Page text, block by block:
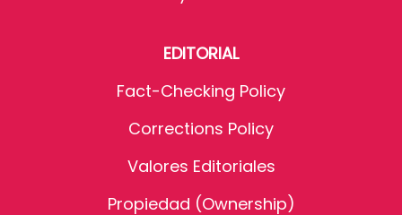
EDITORIAL
Fact-Checking Policy
Corrections Policy
Valores Editoriales
Propiedad (Ownership)